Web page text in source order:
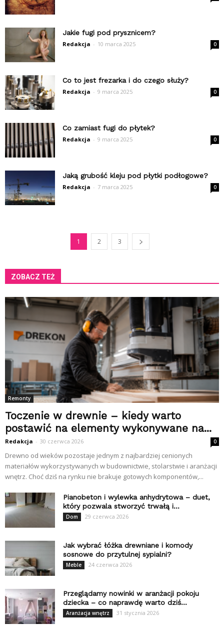
Jakie fugi pod prysznicem?
Redakcja - 10 marca 2025 0
Co to jest frezarka i do czego służy?
Redakcja - 9 marca 2025 0
Co zamiast fugi do płytek?
Redakcja - 9 marca 2025 0
Jaką grubość kleju pod płytki podłogowe?
Redakcja - 7 marca 2025 0
1 2 3
ZOBACZ TEŻ
Remonty
Toczenie w drewnie – kiedy warto
postawić na elementy wykonywane na...
Redakcja - 30 czerwca 2026 0
Drewno od wieków pozostaje jednym z najbardziej cenionych
materiałów wykorzystywanych w budownictwie, stolarstwie i aranżacji
wnętrz. Choć dziś na rynku nie brakuje gotowych komponentów,...
Pianobeton i wylewka anhydrytowa – duet,
który pozwala stworzyć trwałą i...
Dom 29 czerwca 2026
Jak wybrać łóżka drewniane i komody
sosnowe do przytulnej sypialni?
Meble 24 czerwca 2026
Przeglądamy nowinki w aranżacji pokoju
dziecka – co naprawdę warto dziś...
Aranżacja wnętrz 31 stycznia 2026